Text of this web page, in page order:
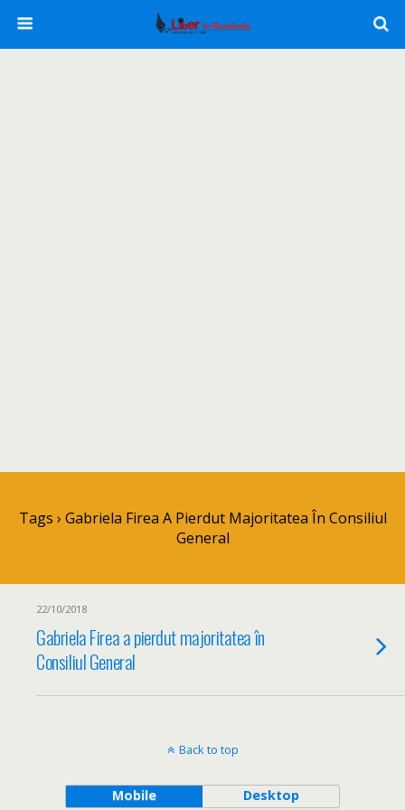
Tags › Gabriela Firea A Pierdut Majoritatea În Consiliul
General
22/10/2018
Gabriela Firea a pierdut majoritatea în
Consiliul General
Back to top
Mobile Desktop